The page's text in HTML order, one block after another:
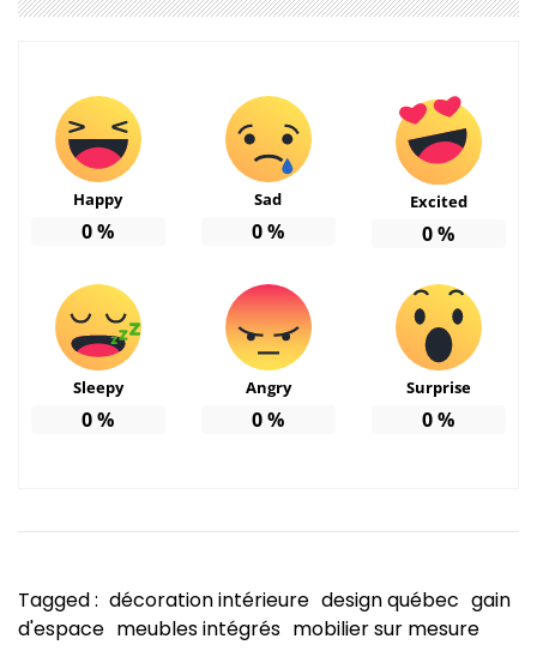
Happy
0%
Sad
0%
Excited
0%
Sleepy
0%
Angry
0%
Surprise
0%
Tagged : décoration intérieure design québec gain
d'espace meubles intégrés mobilier sur mesure